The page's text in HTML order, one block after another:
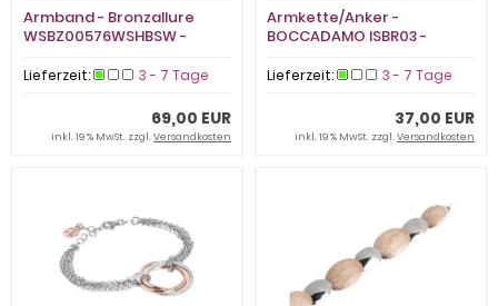
Armband - Bronzallure
WSBZ00576WSHBSW -
Zirkonia
Lieferzeit: 3 - 7 Tage
69,00 EUR
inkl. 19 % MwSt. zzgl.Versandkosten
Armkette/Anker -
BOCCADAMO ISBR03 -
Swarovski
Lieferzeit: 3 - 7 Tage
37,00 EUR
inkl. 19 % MwSt. zzgl.Versandkosten